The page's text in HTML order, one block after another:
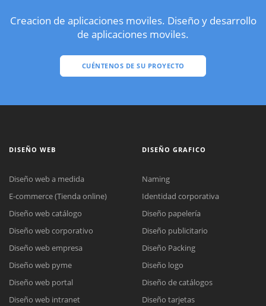
Creacion de aplicaciones moviles. Diseño y desarrollo
de aplicaciones moviles.
CUÉNTENOS DE SU PROYECTO
DISEÑO WEB
Diseño web a medida
E-commerce (Tienda online)
Diseño web catálogo
Diseño web corporativo
Diseño web empresa
Diseño web pyme
Diseño web portal
Diseño web intranet
DISEÑO GRAFICO
Naming
Identidad corporativa
Diseño papelería
Diseño publicitario
Diseño Packing
Diseño logo
Diseño de catálogos
Diseño tarjetas